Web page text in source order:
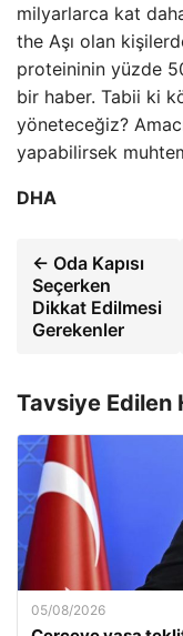
milyarlarca kat
the Aşı olan
proteininin yüzde
bir haber. Tabii ki
yöneteceğiz?
yapabilirsek
DHA
← Oda Kapısı
Seçerken
Dikkat Edilmesi
Gerekenler
Tavsiye Edilen
05/08/2026